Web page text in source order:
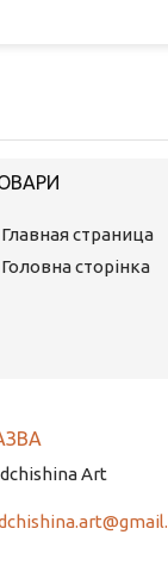
Главная страница
Головна сторінка
Art